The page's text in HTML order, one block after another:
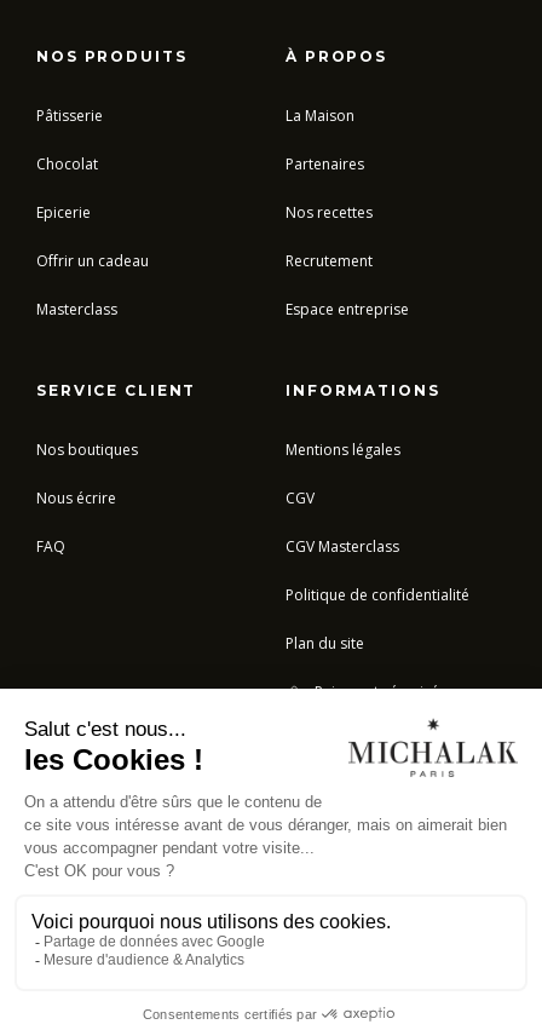
NOS PRODUITS
Pâtisserie
Chocolat
Epicerie
Offrir un cadeau
Masterclass
À PROPOS
La Maison
Partenaires
Nos recettes
Recrutement
Espace entreprise
SERVICE CLIENT
Nos boutiques
Nous écrire
FAQ
INFORMATIONS
Mentions légales
CGV
CGV Masterclass
Politique de confidentialité
Plan du site
Paiement sécurisé
AND CO –AGENCE DIGITALE